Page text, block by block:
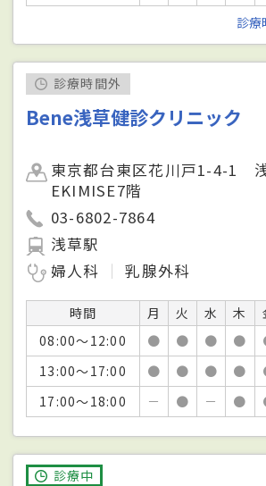
診療
診療時間外
Bene浅草健診クリニック
東京都台東区花川戸1-4-1
EKIMISE7階
03-6802-7864
浅草駅
婦人科
乳腺外科
時間 月 火 水 木
08:00～12:00
● ● ● ●
13:00～17:00
● ● ● ●
17:00～18:00
－ ● － ●
診療中